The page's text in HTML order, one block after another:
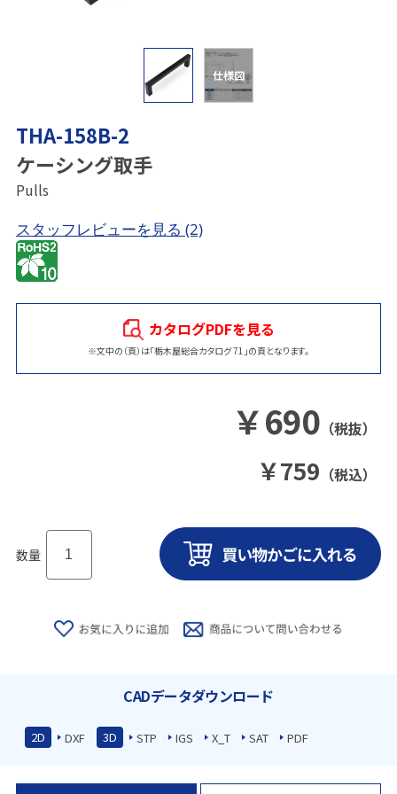
仕様図
THA-158B-2
ケーシング取手
Pulls
スタッフレビューを見る (2)
カタログPDFを見る
※文中の（頁）は「栃木屋総合カタログ 71」の頁となります。
￥690 （税抜）
￥759 （税込）
数量
CADデータダウンロード
2D DXF 3D STP IGS X_T SAT PDF